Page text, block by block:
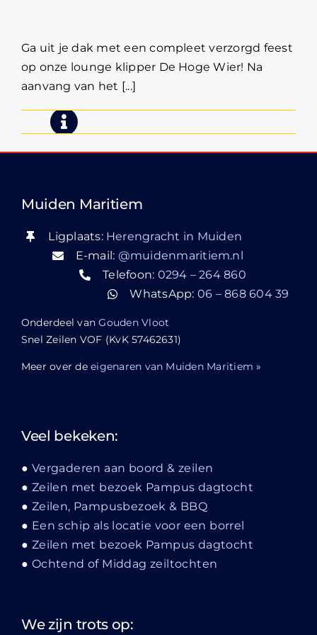
Ga uit je dak met een compleet verzorgd feest
op onze lounge klipper De Hoge Wier! Na
aanvang van het [...]
Muiden Maritiem
Ligplaats: Herengracht in Muiden
E-mail: @muidenmaritiem.nl
Telefoon: 0294 – 264 860
WhatsApp: 06 – 868 604 39
Onderdeel vanGouden Vloot
Snel Zeilen VOF (KvK 57462631)
Meer over deeigenaren van Muiden Maritiem »
Veel bekeken:
Vergaderen aan boord & zeilen
Zeilen met bezoek Pampus dagtocht
Zeilen, Pampusbezoek & BBQ
Een schip als locatie voor een borrel
Zeilen met bezoek Pampus dagtocht
Ochtend of Middag zeiltochten
We zijn trots op: